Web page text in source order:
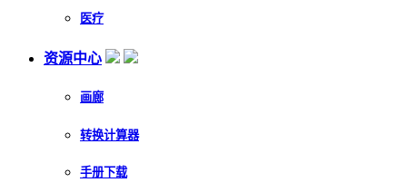
医疗
资源中心
画廊
转换计算器
手册下载